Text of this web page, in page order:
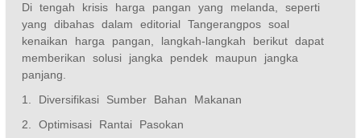
Di tengah krisis harga pangan yang melanda, seperti
yang dibahas dalam editorial Tangerangpos soal
kenaikan harga pangan, langkah-langkah berikut dapat
memberikan solusi jangka pendek maupun jangka
panjang.
1. Diversifikasi Sumber Bahan Makanan
2. Optimisasi Rantai Pasokan